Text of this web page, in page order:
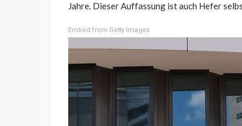
Jahre. Dieser Auffassung ist auch Hefer
Embed from Getty Images